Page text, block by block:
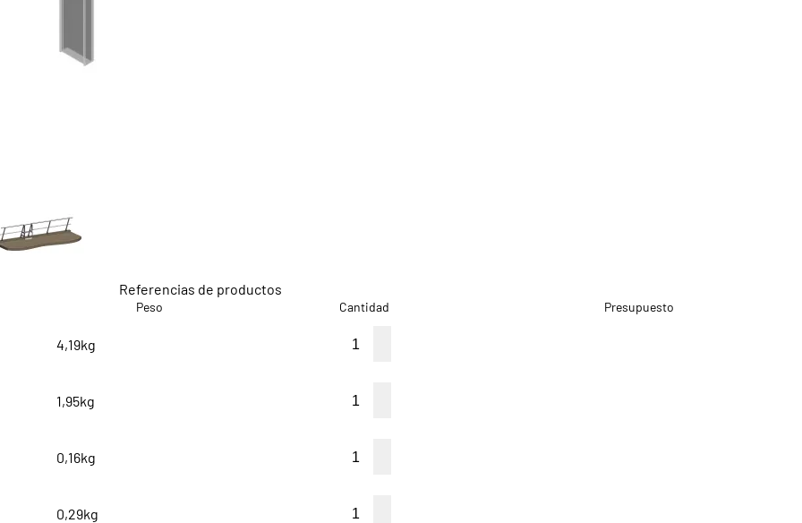
Referencias de productos
Peso Cantidad Presupuesto
4,19kg
1,95kg
0,16kg
0,29kg